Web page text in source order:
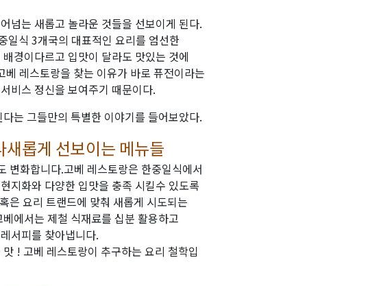
넘는 새롭고 놀라운 것들을 선보이게 된다.
일식 3개국의 대표적인 요리를 엄선한
경이다르고 입맛이 달라도 맛있는 것에
레스토랑을 찾는 이유가 바로 퓨전이라는
비스 정신을 보여주기 때문이다.
는 그들만의 특별한 이야기를 들어보았다.
롭게 선보이는 메뉴들
변화합니다.고베 레스토랑은 한중일식에서
지화와 다양한 입맛을 충족 시킬수 있도록
은 요리 트랜드에 맞춰 새롭게 시도되는
에서는 제철 식재료를 십분 활용하고
서피를 찾아냅니다.
! 고베 레스토랑이 추구하는 요리 철학입